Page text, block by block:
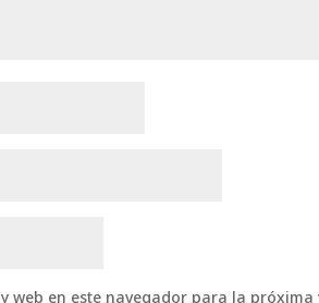
web en este navegador para la próxima